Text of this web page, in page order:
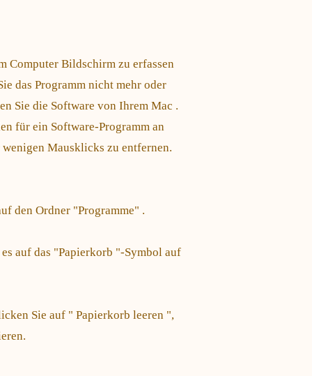
Computer Bildschirm zu erfassen
das Programm nicht mehr oder
Sie die Software von Ihrem Mac .
für ein Software-Programm an
Mausklicks zu entfernen.
den Ordner "Programme" .
auf das "Papierkorb "-Symbol auf
Sie auf " Papierkorb leeren ",